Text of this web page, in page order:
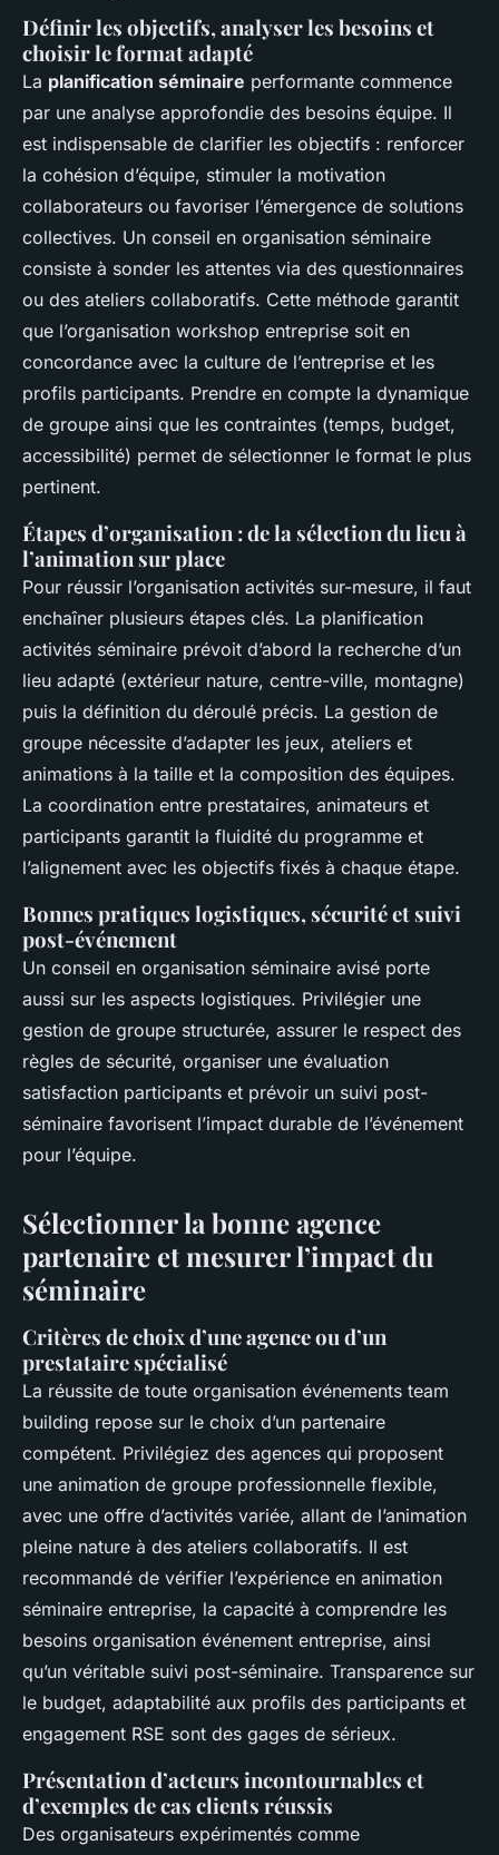
Définir les objectifs, analyser les besoins et
choisir le format adapté
La planification séminaire performante commence
par une analyse approfondie des besoins équipe. Il
est indispensable de clarifier les objectifs : renforcer
la cohésion d’équipe, stimuler la motivation
collaborateurs ou favoriser l’émergence de solutions
collectives. Un conseil en organisation séminaire
consiste à sonder les attentes via des questionnaires
ou des ateliers collaboratifs. Cette méthode garantit
que l’organisation workshop entreprise soit en
concordance avec la culture de l’entreprise et les
profils participants. Prendre en compte la dynamique
de groupe ainsi que les contraintes (temps, budget,
accessibilité) permet de sélectionner le format le plus
pertinent.
Étapes d’organisation : de la sélection du lieu à
l’animation sur place
Pour réussir l’organisation activités sur-mesure, il faut
enchaîner plusieurs étapes clés. La planification
activités séminaire prévoit d’abord la recherche d’un
lieu adapté (extérieur nature, centre-ville, montagne)
puis la définition du déroulé précis. La gestion de
groupe nécessite d’adapter les jeux, ateliers et
animations à la taille et la composition des équipes.
La coordination entre prestataires, animateurs et
participants garantit la fluidité du programme et
l’alignement avec les objectifs fixés à chaque étape.
Bonnes pratiques logistiques, sécurité et suivi
post-événement
Un conseil en organisation séminaire avisé porte
aussi sur les aspects logistiques. Privilégier une
gestion de groupe structurée, assurer le respect des
règles de sécurité, organiser une évaluation
satisfaction participants et prévoir un suivi post-
séminaire favorisent l’impact durable de l’événement
pour l’équipe.
Sélectionner la bonne agence
partenaire et mesurer l’impact du
séminaire
Critères de choix d’une agence ou d’un
prestataire spécialisé
La réussite de toute organisation événements team
building repose sur le choix d’un partenaire
compétent. Privilégiez des agences qui proposent
une animation de groupe professionnelle flexible,
avec une offre d’activités variée, allant de l’animation
pleine nature à des ateliers collaboratifs. Il est
recommandé de vérifier l’expérience en animation
séminaire entreprise, la capacité à comprendre les
besoins organisation événement entreprise, ainsi
qu’un véritable suivi post-séminaire. Transparence sur
le budget, adaptabilité aux profils des participants et
engagement RSE sont des gages de sérieux.
Présentation d’acteurs incontournables et
d’exemples de cas clients réussis
Des organisateurs expérimentés comme